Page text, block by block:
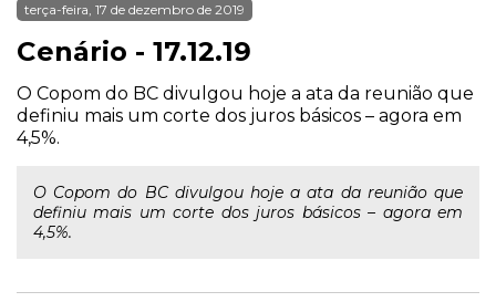
terça-feira, 17 de dezembro de 2019
Cenário - 17.12.19
O Copom do BC divulgou hoje a ata da reunião que
definiu mais um corte dos juros básicos – agora em
4,5%.
O Copom do BC divulgou hoje a ata da reunião que
definiu mais um corte dos juros básicos – agora em
4,5%.